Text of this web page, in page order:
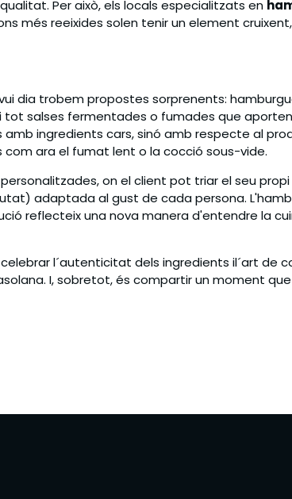
Per això, els locals especialitzats en
més reeixides solen tenir un element
dia trobem propostes sorprenents:
salses fermentades o fumades que
ingredients cars, sinó amb respecte al
ara el fumat lent o la cocció sous-vide.
on el client pot triar el seu
adaptada al gust de cada persona.
reflecteix una nova manera d'entendre la
l´autenticitat dels ingredients il´art de
I, sobretot, és compartir un moment